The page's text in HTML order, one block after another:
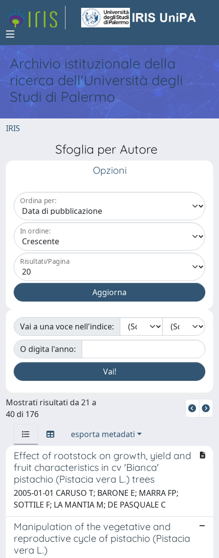
Archivio istituzionale della
ricerca dell'Università degli
Studi di Palermo
IRIS
Sfoglia per Autore
Opzioni
Ordina per:
In ordine:
Risultati/Pagina
Vai a una voce nell'indice:
O digita l'anno:
Mostrati risultati da 21 a
40 di 176
esporta metadati
Effect of rootstock on growth, yield and
fruit characteristics in cv 'Bianca'
pistachio (Pistacia vera L.) trees
2005-01-01 CARUSO T; BARONE E; MARRA FP;
SOTTILE F; LA MANTIA M; DE PASQUALE C
Manipulation of the vegetative and
reproductive cycle of pistachio (Pistacia
vera L.)